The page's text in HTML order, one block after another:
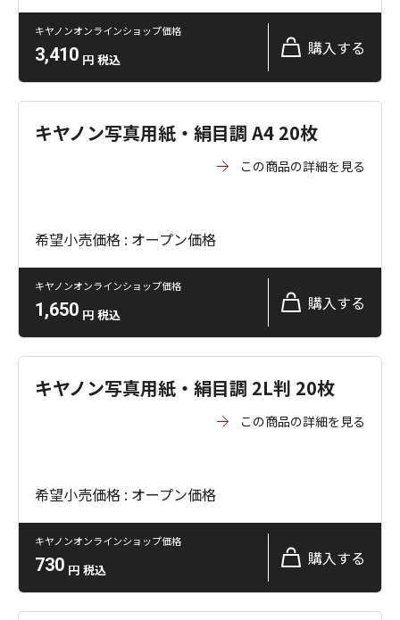
キヤノンオンラインショップ価格
3,410 円 税込
購入する
キヤノン写真用紙・絹目調 A4 20枚
この商品の詳細を見る
希望小売価格 : オープン価格
キヤノンオンラインショップ価格
1,650 円 税込
購入する
キヤノン写真用紙・絹目調 2L判 20枚
この商品の詳細を見る
希望小売価格 : オープン価格
キヤノンオンラインショップ価格
730 円 税込
購入する